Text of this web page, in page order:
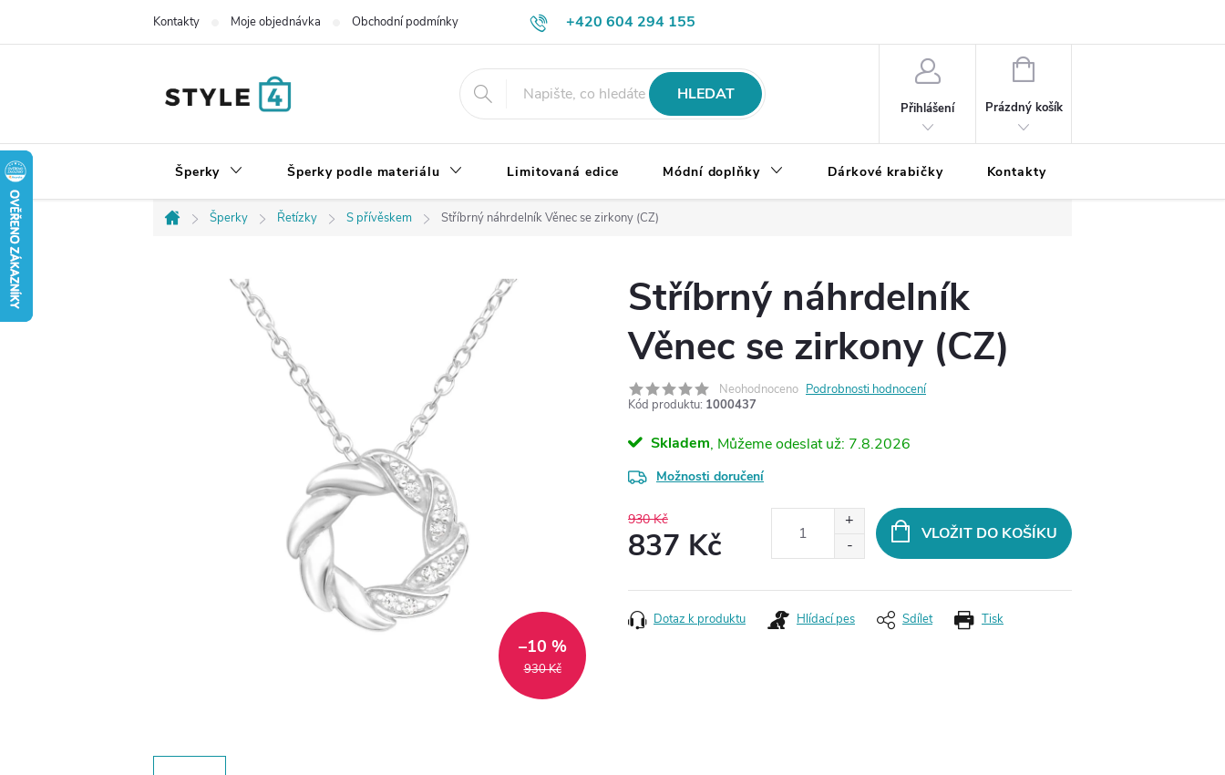
+420 604 294 155
Kontakty Moje objednávka Obchodní podmínky Výměna, vrácení a reklamace zboží
HLEDAT
Přihlášení
NÁKUPNÍ
Prázdný košík
Šperky Šperky podle materiálu Limitovaná edice Módní doplňky Dárkové krabičky Kontakty
Domů
Šperky Řetízky S přívěskem Stříbrný náhrdelník Věnec se zirkony (CZ)
930 Kč
–10 %
Stříbrný náhrdelník
Věnec se zirkony (CZ)
Neohodnoceno Podrobnosti hodnocení
Kód produktu: 1000437
Skladem 7.8.2026
Možnosti doručení
930 Kč
837 Kč
cena:
VLOŽIT DO KOŠÍKU
Tisk
Dotaz k produktu Hlídací pes Sdílet